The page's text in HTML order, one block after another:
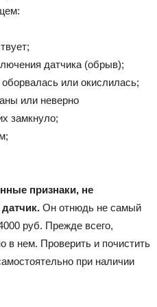
датчика (обрыв);
или окислилась;
или неверно
замкнуло;
признаки, не
Он отнюдь не самый
руб. Прежде всего,
в нем. Проверить и почистить
при наличии